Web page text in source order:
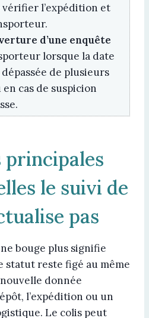
vérifier l’expédition et
d’une enquête
lorsque la date
de plusieurs
cas de suspicion
principales
le suivi de
pas
bouge plus signifie
statut reste figé au même
donnée
l’expédition ou un
Le colis peut